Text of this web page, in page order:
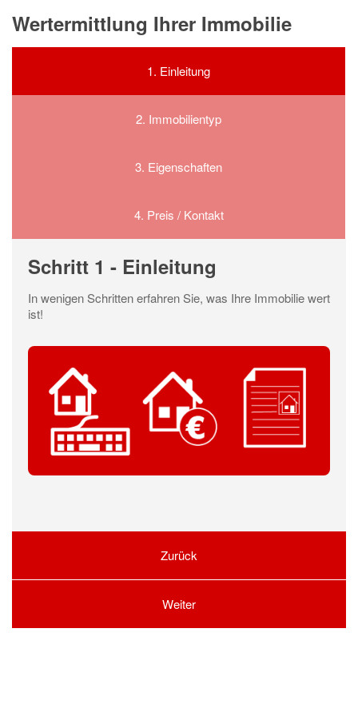
Wertermittlung Ihrer Immobilie
1. Einleitung
2. Immobilientyp
3. Eigenschaften
4. Preis / Kontakt
Schritt 1 - Einleitung
In wenigen Schritten erfahren Sie, was Ihre Immobilie wert
ist!
Zurück
Weiter